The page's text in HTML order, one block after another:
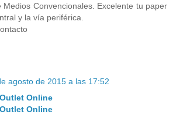
Medios Convencionales. Excelente tu paper
y la vía periférica.
agosto de 2015 a las 17:52
Online
Online